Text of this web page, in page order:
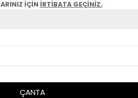
İÇİN İRTİBATA GEÇİNİZ.
ÇANTA